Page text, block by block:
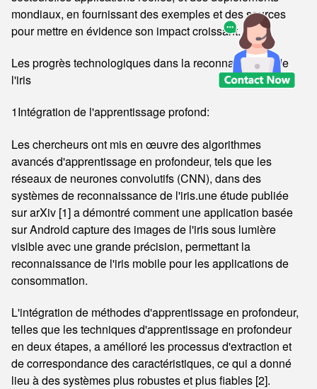
mondiaux, en fournissant des exemples et des sources
pour mettre en évidence son impact croissant.
Les progrès technologiques dans la reconnaissance de
l'iris
1Intégration de l'apprentissage profond:
Les chercheurs ont mis en œuvre des algorithmes
avancés d'apprentissage en profondeur, tels que les
réseaux de neurones convolutifs (CNN), dans des
systèmes de reconnaissance de l'iris.une étude publiée
sur arXiv [1] a démontré comment une application basée
sur Android capture des images de l'iris sous lumière
visible avec une grande précision, permettant la
reconnaissance de l'iris mobile pour les applications de
consommation.
L'intégration de méthodes d'apprentissage en profondeur,
telles que les techniques d'apprentissage en profondeur
en deux étapes, a amélioré les processus d'extraction et
de correspondance des caractéristiques, ce qui a donné
lieu à des systèmes plus robustes et plus fiables [2].